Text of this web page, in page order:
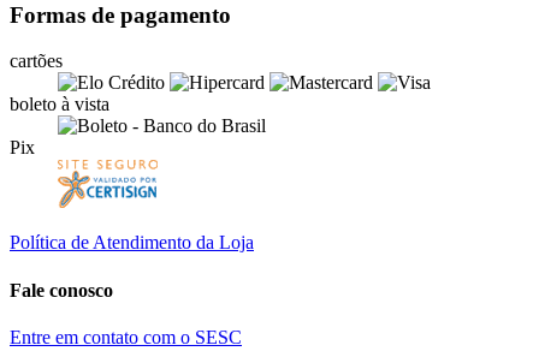
Formas de pagamento
cartões
boleto à vista
Pix
Política de Atendimento da Loja
Fale conosco
Entre em contato com o SESC